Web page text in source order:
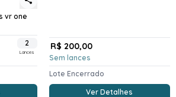
vr one
2
Lances
R$ 200,00
Sem lances
Lote Encerrado
Ver Detalhes